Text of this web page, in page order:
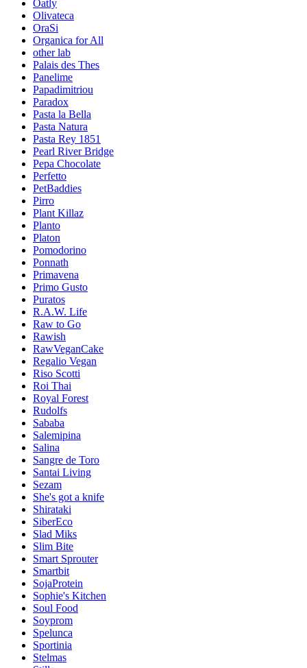
Oatly
Olivateca
OraSi
Organica for All
other lab
Palais des Thes
Panelime
Papadimitriou
Paradox
Pasta la Bella
Pasta Natura
Pasta Rey 1851
Pearl River Bridge
Pepa Chocolate
Perfetto
PetBaddies
Pirro
Plant Killaz
Planto
Platon
Pomodorino
Ponnath
Primavena
Primo Gusto
Puratos
R.A.W. Life
Raw to Go
Rawish
RawVeganCake
Regalio Vegan
Riso Scotti
Roi Thai
Royal Forest
Rudolfs
Sababa
Salemipina
Salina
Sangre de Toro
Santai Living
Sezam
She's got a knife
Shirataki
SiberEco
Slad Miks
Slim Bite
Smart Sprouter
Smartbit
SojaProtein
Sophie's Kitchen
Soul Food
Soyprom
Spelunca
Sportinia
Stelmas